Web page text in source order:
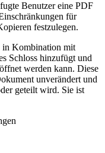
Benutzer eine PDF
für
festzulegen.
in Kombination mit
Schloss hinzufügt und
werden kann. Diese
unverändert und
geteilt wird. Sie ist